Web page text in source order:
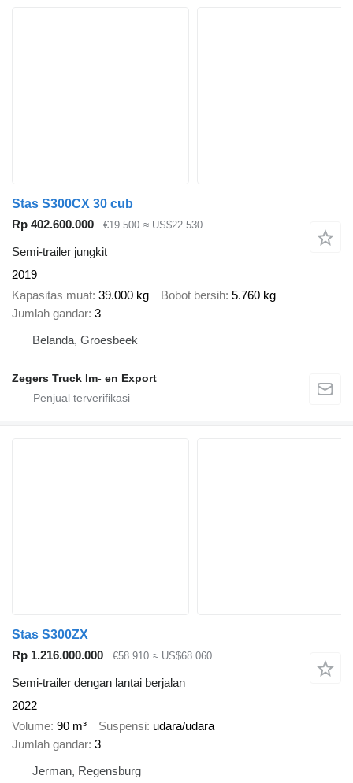
Stas S300CX 30 cub
Rp 402.600.000
€19.500 ≈ US$22.530
Semi-trailer jungkit
2019
Kapasitas muat 39.000 kg Bobot bersih 5.760 kg
Jumlah gandar 3
Belanda, Groesbeek
Zegers Truck Im- en Export
Stas S300ZX
Rp 1.216.000.000
€58.910 ≈ US$68.060
Semi-trailer dengan lantai berjalan
2022
Volume 90 m³ Suspensi udara/udara
Jumlah gandar 3
Jerman, Regensburg